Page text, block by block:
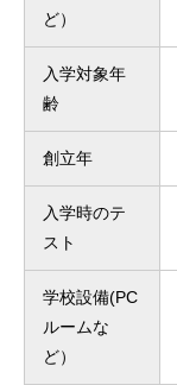
ど）
入学対象年
齢
創立年
入学時のテ
スト
学校設備(PC
ルームな
ど）